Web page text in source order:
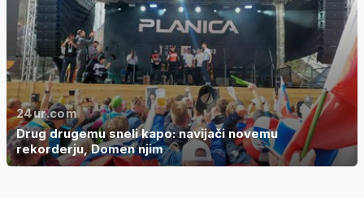
24ur.com
Drug drugemu sneli kapo: navijači novemu
rekorderju, Domen njim